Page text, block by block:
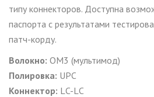
типу коннекторов. Доступна
паспорта с результатами
патч-корду.
Волокно: ОМ3 (мультимод)
Полировка: UPC
Коннектор: L C-L C